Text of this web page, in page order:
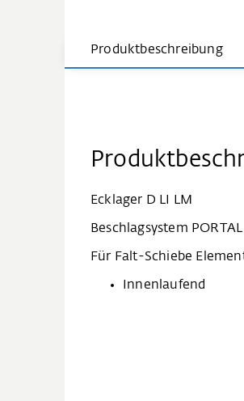
Produktbeschreibung
Ecklager D LI LM
Beschlagsystem
Für Falt-Schiebe
Innenlaufend